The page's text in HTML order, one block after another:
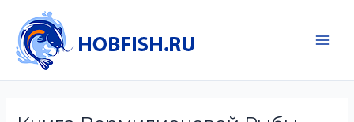
содержимому